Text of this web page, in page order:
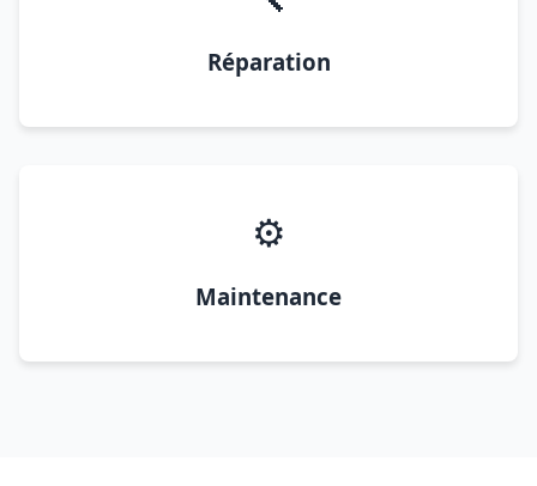
Réparation
⚙️
Maintenance